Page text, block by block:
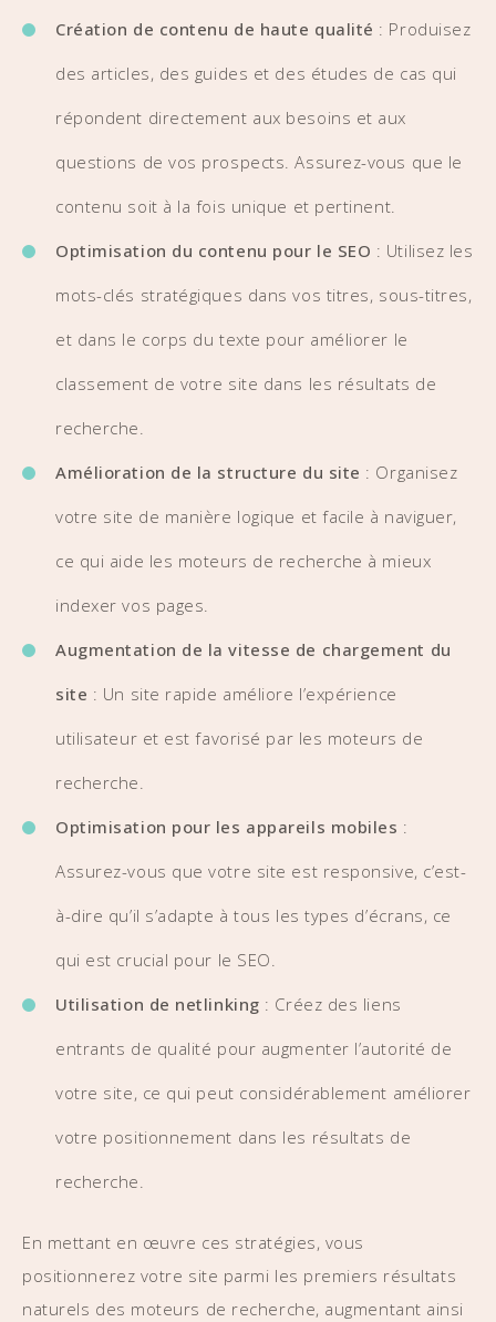
Création de contenu de haute qualité : Produisez
des articles, des guides et des études de cas qui
répondent directement aux besoins et aux
questions de vos prospects. Assurez-vous que le
contenu soit à la fois unique et pertinent.
Optimisation du contenu pour le SEO : Utilisez les
mots-clés stratégiques dans vos titres, sous-titres,
et dans le corps du texte pour améliorer le
classement de votre site dans les résultats de
recherche.
Amélioration de la structure du site : Organisez
votre site de manière logique et facile à naviguer,
ce qui aide les moteurs de recherche à mieux
indexer vos pages.
Augmentation de la vitesse de chargement du
site : Un site rapide améliore l’expérience
utilisateur et est favorisé par les moteurs de
recherche.
Optimisation pour les appareils mobiles :
Assurez-vous que votre site est responsive, c’est-
à-dire qu’il s’adapte à tous les types d’écrans, ce
qui est crucial pour le SEO.
Utilisation de netlinking : Créez des liens
entrants de qualité pour augmenter l’autorité de
votre site, ce qui peut considérablement améliorer
votre positionnement dans les résultats de
recherche.
En mettant en œuvre ces stratégies, vous
positionnerez votre site parmi les premiers résultats
naturels des moteurs de recherche, augmentant ainsi